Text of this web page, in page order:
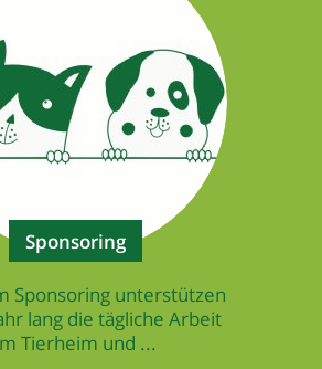
Sponsoring
Sponsoring unterstützen
lang die tägliche Arbeit
Tierheim und ...